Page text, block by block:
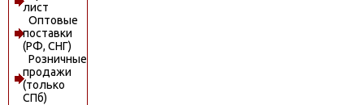
лист
Оптовые
поставки
(РФ, СНГ)
Розничные
продажи
(только
СПб)